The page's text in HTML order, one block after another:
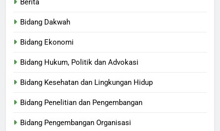
Berita
Bidang Dakwah
Bidang Ekonomi
Bidang Hukum, Politik dan Advokasi
Bidang Kesehatan dan Lingkungan Hidup
Bidang Penelitian dan Pengembangan
Bidang Pengembangan Organisasi